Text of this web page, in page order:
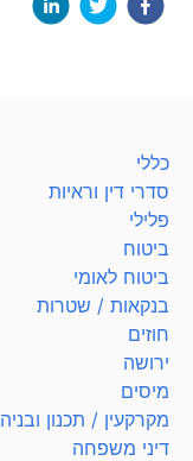
כללי
סדרי דין וראיות
פלילי
ביטוח
ביטוח לאומי
בנקאות / שטרות
חוזים
ירושה
מיסים
מקרקעין / תכנון ובניה
דיני משפחה